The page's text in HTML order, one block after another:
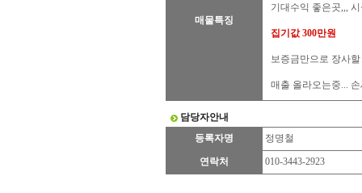
매물특징
기대수익 좋은곳,,,
집기값 300만원
보증금만으로 장사
매출 올라오는중...
담당자안내
등록자명
정명철
연락처 010-3443-2923